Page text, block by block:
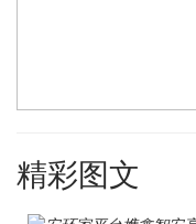
精彩图文